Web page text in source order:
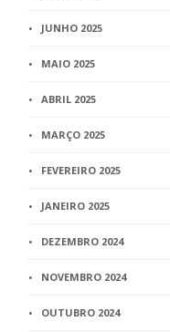
JUNHO 2025
MAIO 2025
ABRIL 2025
MARÇO 2025
FEVEREIRO 2025
JANEIRO 2025
DEZEMBRO 2024
NOVEMBRO 2024
OUTUBRO 2024